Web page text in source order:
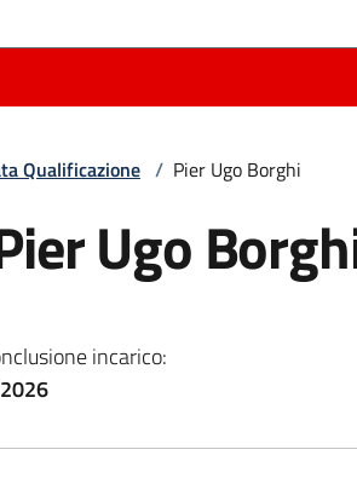
Qualificazione / Pier Ugo Borghi
Ugo
incarico: